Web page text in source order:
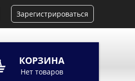
Зарегистрироваться
КОРЗИНА
Нет товаров